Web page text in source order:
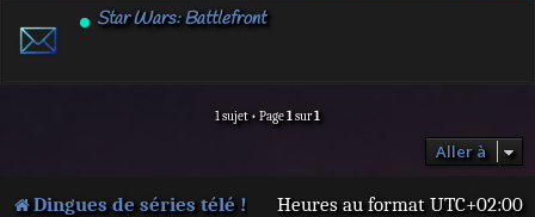
Star Wars: Battlefront
1 sujet • Page1sur1
Aller à
Dingues de séries télé ! Heures au format UTC+02:00